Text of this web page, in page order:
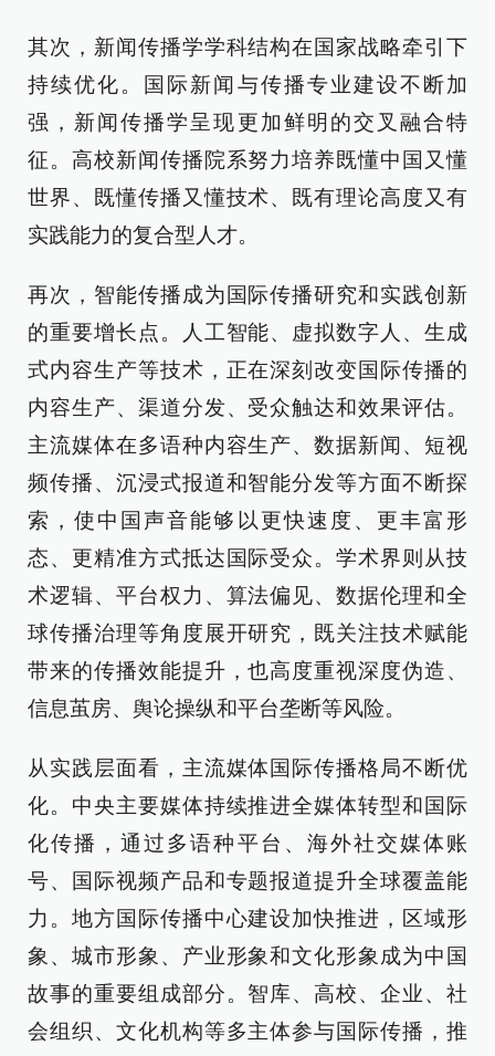
其次，新闻传播学学科结构在国家战略牵引下
持续优化。国际新闻与传播专业建设不断加
强，新闻传播学呈现更加鲜明的交叉融合特
征。高校新闻传播院系努力培养既懂中国又懂
世界、既懂传播又懂技术、既有理论高度又有
实践能力的复合型人才。
再次，智能传播成为国际传播研究和实践创新
的重要增长点。人工智能、虚拟数字人、生成
式内容生产等技术，正在深刻改变国际传播的
内容生产、渠道分发、受众触达和效果评估。
主流媒体在多语种内容生产、数据新闻、短视
频传播、沉浸式报道和智能分发等方面不断探
索，使中国声音能够以更快速度、更丰富形
态、更精准方式抵达国际受众。学术界则从技
术逻辑、平台权力、算法偏见、数据伦理和全
球传播治理等角度展开研究，既关注技术赋能
带来的传播效能提升，也高度重视深度伪造、
信息茧房、舆论操纵和平台垄断等风险。
从实践层面看，主流媒体国际传播格局不断优
化。中央主要媒体持续推进全媒体转型和国际
化传播，通过多语种平台、海外社交媒体账
号、国际视频产品和专题报道提升全球覆盖能
力。地方国际传播中心建设加快推进，区域形
象、城市形象、产业形象和文化形象成为中国
故事的重要组成部分。智库、高校、企业、社
会组织、文化机构等多主体参与国际传播，推